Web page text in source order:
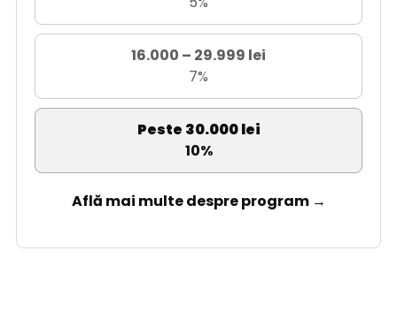
16.000 – 29.999 lei
7%
Peste 30.000 lei
10%
Află mai multe despre program →